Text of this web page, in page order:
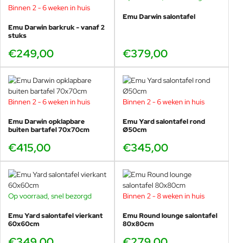
Buitenkussens
Afmetingen 121 x 50 x 2cm
duidelijke loungeplek wilt creëren. In plaats van losse
stoelen die je telkens verschuift, geeft een bank direct
structuur aan je terras. Je hebt in één keer een
uitnodigende setting, en je kunt daar eenvoudig een of
twee loungestoelen bij plaatsen voor extra zitplaatsen. Zo
ontstaat een loungehoek die klopt in uitstraling en in
gebruik.
Darwin blijft daarbij luchtig ogen. Het opengewerkte staal
geeft een verfijnde look en houdt de ruimte visueel open,
verrassend goed in stadstuinen, veranda’s en moderne
Comfort voor lange avonden
samen
Een loungebank moet vooral uitnodigen om te blijven
Binnen 2 - 6 weken in huis
Emu Darwin barkruk - vanaf 2
stuks
€249,00
Emu Darwin salontafel
€379,00
Binnen 2 - 6 weken in huis
Emu Darwin opklapbare
buiten bartafel 70x70cm
€415,00
Binnen 2 - 6 weken in huis
Emu Yard salontafel rond
Ø50cm
€345,00
Op voorraad, snel bezorgd
Emu Yard salontafel vierkant
60x60cm
Binnen 2 - 8 weken in huis
Emu Round lounge salontafel
80x80cm